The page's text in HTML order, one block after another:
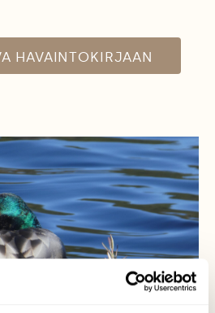
HAVAINTOKIRJAAN